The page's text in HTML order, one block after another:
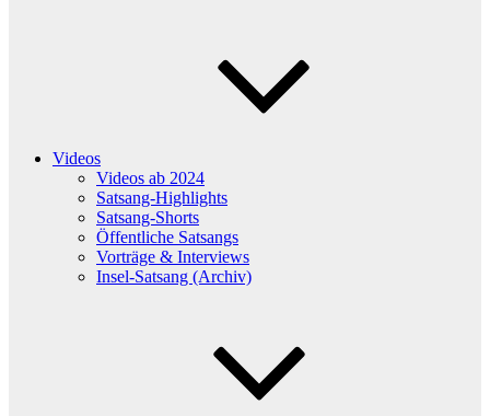
Videos
Videos ab 2024
Satsang-Highlights
Satsang-Shorts
Öffentliche Satsangs
Vorträge & Interviews
Insel-Satsang (Archiv)